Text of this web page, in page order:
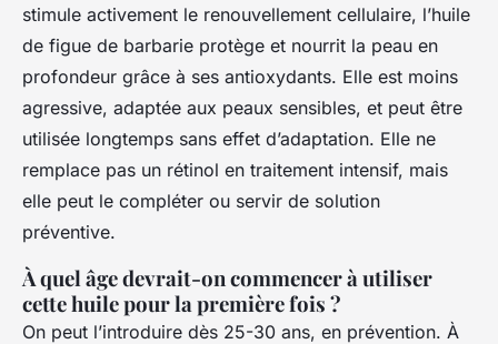
stimule activement le renouvellement cellulaire, l’huile
de figue de barbarie protège et nourrit la peau en
profondeur grâce à ses antioxydants. Elle est moins
agressive, adaptée aux peaux sensibles, et peut être
utilisée longtemps sans effet d’adaptation. Elle ne
remplace pas un rétinol en traitement intensif, mais
elle peut le compléter ou servir de solution
préventive.
À quel âge devrait-on commencer à utiliser
cette huile pour la première fois ?
On peut l’introduire dès 25-30 ans, en prévention. À